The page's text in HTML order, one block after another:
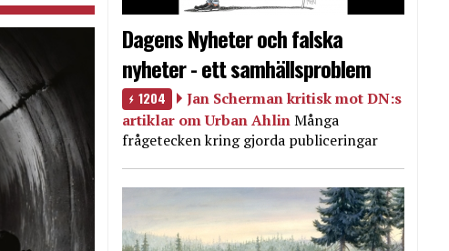
Dagens Nyheter och falska
nyheter - ett samhällsproblem
1204
Jan Scherman kritisk mot DN:s
artiklar om Urban AhlinMånga
frågetecken kring gjorda publiceringar